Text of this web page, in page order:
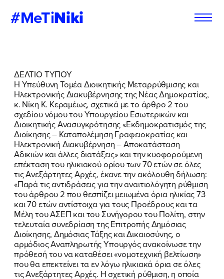
#MeTiNiki
ΔΕΛΤΙΟ ΤΥΠΟΥ
Η Υπεύθυνη Τομέα Διοικητικής Μεταρρύθμισης και
Ηλεκτρονικής Διακυβέρνησης της Νέας Δημοκρατίας,
κ. Νίκη Κ. Κεραμέως, σχετικά με το άρθρο 2 του
σχεδίου νόμου του Υπουργείου Εσωτερικών και
Διοικητικής Ανασυγκρότησης «Εκδημοκρατισμός της
Διοίκησης – Καταπολέμηση Γραφειοκρατίας και
Ηλεκτρονική Διακυβέρνηση – Αποκατάσταση
Αδικιών και άλλες διατάξεις» και την κυοφορούμενη
επέκταση του ηλικιακού ορίου των 70 ετών σε όλες
τις Ανεξάρτητες Αρχές, έκανε την ακόλουθη δήλωση:
«Παρά τις αντιδράσεις για την αναιτιολόγητη ρύθμιση
του άρθρου 2 που θεσπίζει μειωμένα όρια ηλικίας 73
και 70 ετών αντίστοιχα για τους Προέδρους και τα
Μέλη του ΑΣΕΠ και του Συνήγορου του Πολίτη, στην
τελευταία συνεδρίαση της Επιτροπής Δημόσιας
Διοίκησης, Δημόσιας Τάξης και Δικαιοσύνης, ο
αρμόδιος Αναπληρωτής Υπουργός ανακοίνωσε την
πρόθεσή του να καταθέσει «νομοτεχνική βελτίωση»
που θα επεκτείνει τα εν λόγω ηλικιακά όρια σε όλες
τις Ανεξάρτητες Αρχές. Η σχετική ρύθμιση, η οποία
Φόρμα
Εθελοντή
Εάν θέλετε να ενημερώνεστε για τις
δράσεις μας, μπορείτε να δηλώσετε
παρακάτω τα στοιχεία σας:
ΣΥΜΠΛΗΡΩΣΤΕ ΤΗ ΦΟΡΜΑ
ΟΝΟΜΑ*
ΕΠΙΘΕΤΟ*
ΤΗΛΕΦΩΝΟ*
Εγγραφή στο
Newsletter
Εάν θέλετε να ενημερώνεστε για τις
δράσεις μας, μπορείτε να δηλώσετε
παρακάτω τα στοιχεία σας:
ΣΥΜΠΛΗΡΩΣΤΕ ΤΗ ΦΟΡΜΑ
ΟΝΟΜΑ*
ΕΠΙΘΕΤΟ*
ΤΗΛΕΦΩΝΟ